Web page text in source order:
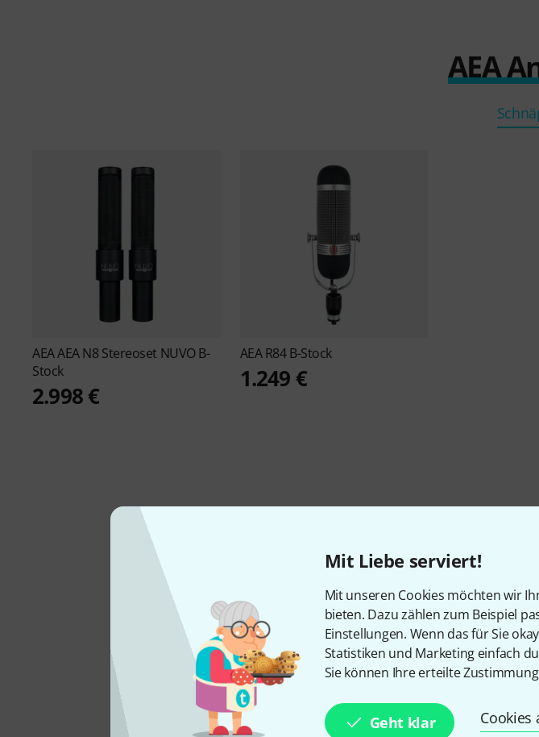
Mit Liebe serviert!
Mit unseren Cookies möchten wir
bieten. Dazu zählen zum Beispiel
Einstellungen. Wenn das für Sie
Statistiken und Marketing einfach
Sie können Ihre erteilte
Geht klar Cookies
AEA
AEAAEA N8 Stereoset NUVO B-
Stock
2.998 €
AEAR84 B-Stock
1.249 €
BEI UNS SEIT
2023
PRODUKTE AUF LAGER
20+
Mehr Informationen zum Hersteller finden Sie auf